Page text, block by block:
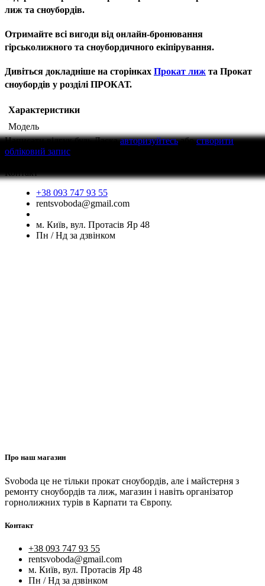
лиж та сноубордів.
Отримайте всі вигоди від онлайн-бронювання
гірськолижного та сноубордичного екіпірування.
Дивіться докладніше на сторінках Прокат лиж та Прокат
сноубордів у розділі ПРОКАТ.
Характеристики
Модель
Написати відгукбудь Ласкаавторизуйтесьабостворити
обліковий запис
Контакт
+38 093 747 93 55
rentsvoboda@gmail.com
м. Київ, вул. Протасів Яр 48
Пн / Нд за дзвінком
Про наш магазин
Svoboda це не тільки прокат сноубордів, але і майстерня з
ремонту сноубордів та лиж, магазин і навіть організатор
горнолижних турів в Карпати та Європу.
Контакт
+38 093 747 93 55
rentsvoboda@gmail.com
м. Київ, вул. Протасів Яр 48
Пн / Нд за дзвінком